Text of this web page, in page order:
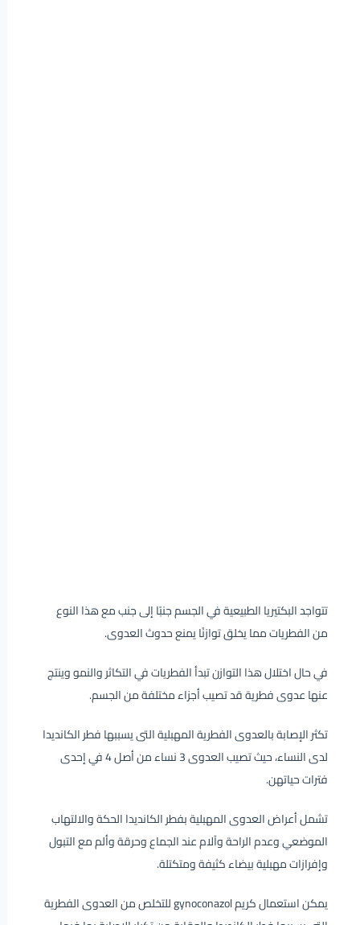
تتواجد البكتيريا الطبيعية في الجسم جنبًا إلى جنب مع هذا النوع
من الفطريات مما يخلق توازنًا يمنع حدوث العدوى.
في حال اختلال هذا التوازن تبدأ الفطريات في التكاثر والنمو وينتج
عنها عدوى فطرية قد تصيب أجزاء مختلفة من الجسم.
تكثر الإصابة بالعدوى الفطرية المهبلية التى يسببها فطر الكانديدا
لدى النساء، حيث تصيب العدوى 3 نساء من أصل 4 في إحدى
فترات حياتهن.
تشمل أعراض العدوى المهبلية بفطر الكانديدا الحكة والالتهاب
الموضعي وعدم الراحة وآلام عند الجماع وحرقة وألم مع التبول
وإفرازات مهبلية بيضاء كثيفة ومتكتلة.
يمكن استعمال كريم gynoconazol للتخلص من العدوى الفطرية